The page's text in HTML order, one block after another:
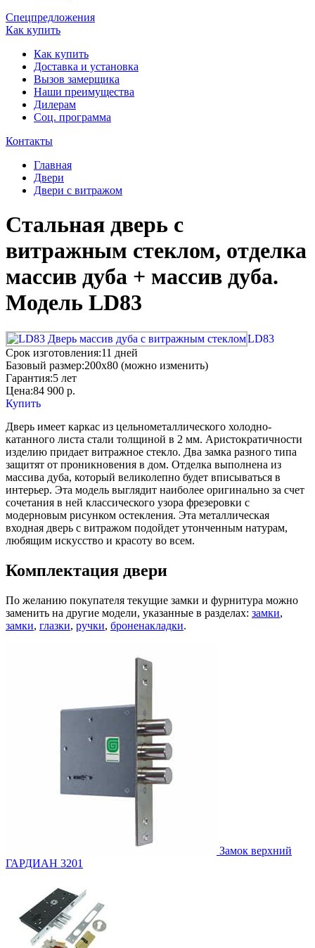
Спецпредложения
Как купить
Как купить
Доставка и установка
Вызов замерщика
Наши преимущества
Дилерам
Соц. программа
Контакты
Главная
Двери
Двери с витражом
Стальная дверь с
витражным стеклом, отделка
массив дуба + массив дуба.
Модель LD83
LD83
Срок изготовления:11 дней
Базовый размер:200x80 (можно изменить)
Гарантия:5 лет
Цена:84 900 р.
Купить
Дверь имеет каркас из цельнометаллического холодно-
катанного листа стали толщиной в 2 мм. Аристократичности
изделию придает витражное стекло. Два замка разного типа
защитят от проникновения в дом. Отделка выполнена из
массива дуба, который великолепно будет вписываться в
интерьер. Эта модель выглядит наиболее оригинально за счет
сочетания в ней классического узора фрезеровки с
модерновым рисунком остекления. Эта металлическая
входная дверь с витражом подойдет утонченным натурам,
любящим искусство и красоту во всем.
Комплектация двери
По желанию покупателя текущие замки и фурнитура можно
заменить на другие модели, указанные в разделах: замки,
замки, глазки, ручки, броненакладки.
Замок верхний
ГАРДИАН 3201